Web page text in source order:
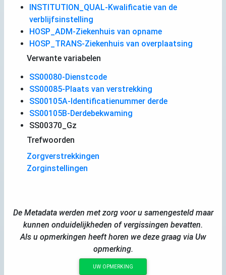
INSTITUTION_QUAL-Kwalificatie van de
verblijfsinstelling
HOSP_ADM-Ziekenhuis van opname
HOSP_TRANS-Ziekenhuis van overplaatsing
Verwante variabelen
SS00080-Dienstcode
SS00085-Plaats van verstrekking
SS00105A-Identificatienummer derde
SS00105B-Derdebekwaming
SS00370_Gz
Trefwoorden
Zorgverstrekkingen
Zorginstellingen
De Metadata werden met zorg voor u samengesteld maar
kunnen onduidelijkheden of vergissingen bevatten.
Als u opmerkingen heeft horen we deze graag via Uw
opmerking.
UW OPMERKING